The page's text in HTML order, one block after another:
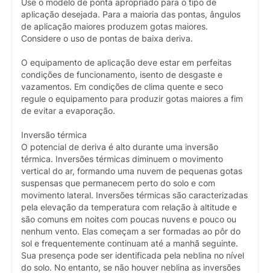
Use o modelo de ponta apropriado para o tipo de
aplicação desejada. Para a maioria das pontas, ângulos
de aplicação maiores produzem gotas maiores.
Considere o uso de pontas de baixa deriva.
O equipamento de aplicação deve estar em perfeitas
condições de funcionamento, isento de desgaste e
vazamentos. Em condições de clima quente e seco
regule o equipamento para produzir gotas maiores a fim
de evitar a evaporação.
Inversão térmica
O potencial de deriva é alto durante uma inversão
térmica. Inversões térmicas diminuem o movimento
vertical do ar, formando uma nuvem de pequenas gotas
suspensas que permanecem perto do solo e com
movimento lateral. Inversões térmicas são caracterizadas
pela elevação da temperatura com relação à altitude e
são comuns em noites com poucas nuvens e pouco ou
nenhum vento. Elas começam a ser formadas ao pôr do
sol e frequentemente continuam até a manhã seguinte.
Sua presença pode ser identificada pela neblina no nível
do solo. No entanto, se não houver neblina as inversões